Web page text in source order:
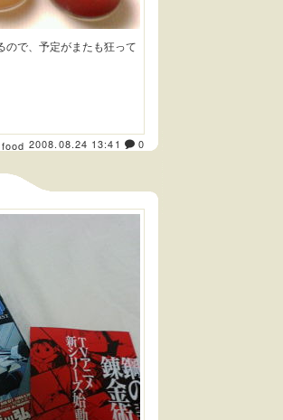
ので、予定がまたも狂って
2008.08.24 13:41 0